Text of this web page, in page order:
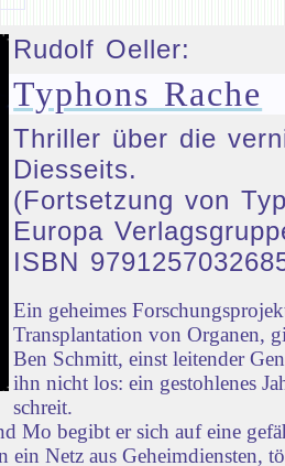
Rudolf Oeller:
Typhons Rache
Thriller über die
Diesseits.
(Fortsetzung von
Europa
ISBN
Ein geheimes
Transplantation von Organen,
Ben Schmitt, einst leitender
ihn nicht los: ein gestohlenes
schreit.
Mo begibt er sich auf eine
Netz aus Geheimdiensten,